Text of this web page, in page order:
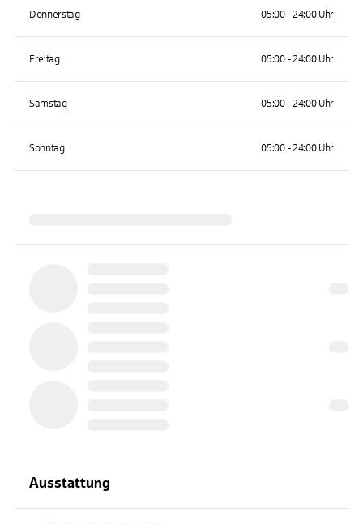
Donnerstag 05:00 - 24:00 Uhr
Freitag 05:00 - 24:00 Uhr
Samstag 05:00 - 24:00 Uhr
Sonntag 05:00 - 24:00 Uhr
Ausstattung